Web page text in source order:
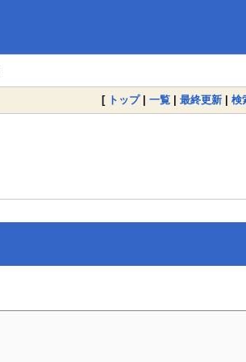
[ トップ| 一覧 | 最終更新 | 検